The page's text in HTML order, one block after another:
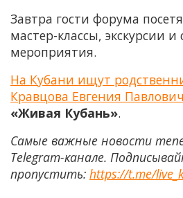
Завтра гости форума
мастер-классы, экскурсии
мероприятия.
На Кубани ищут
Кравцова Евгения
«Живая Кубань».
Самые важные новости
Telegram-канале.
пропустить: https://t.me/